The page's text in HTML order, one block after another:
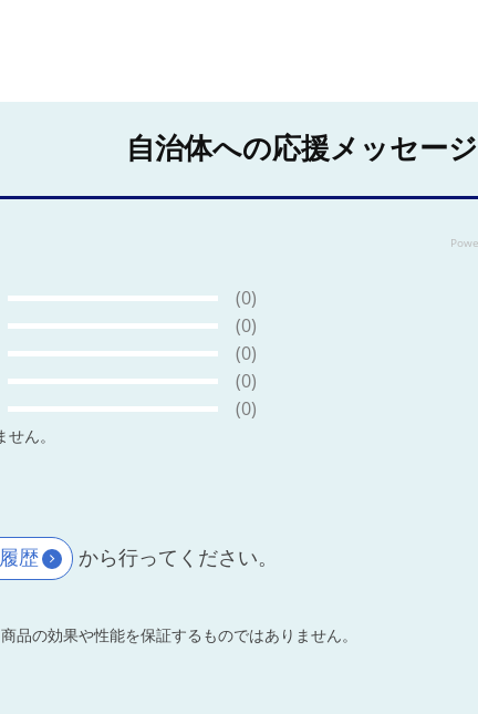
自治体への応援メッセージ
(0)
(0)
(0)
(0)
(0)
ん。
歴 から行ってください。
の効果や性能を保証するものではありません。